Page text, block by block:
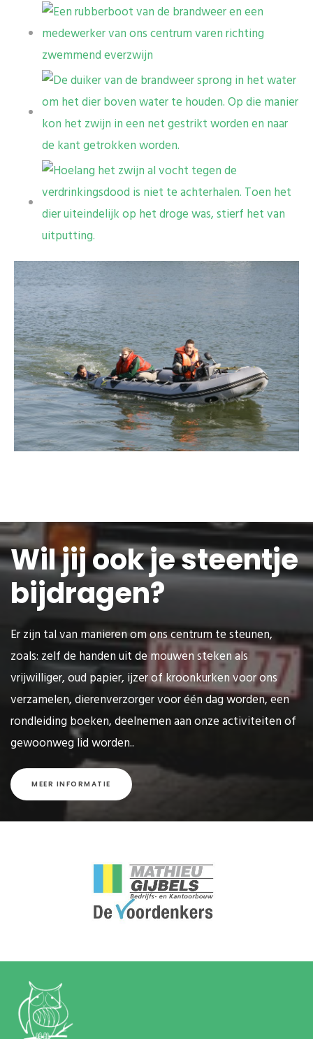
Wil jij ook je steentje
bijdragen?
Er zijn tal van manieren om ons centrum te steunen,
zoals: zelf de handen uit de mouwen steken als
vrijwilliger, oud papier, ijzer of kroonkurken voor ons
verzamelen, dierenverzorger voor één dag worden, een
rondleiding boeken, deelnemen aan onze activiteiten of
gewoonweg lid worden..
MEER INFORMATIE